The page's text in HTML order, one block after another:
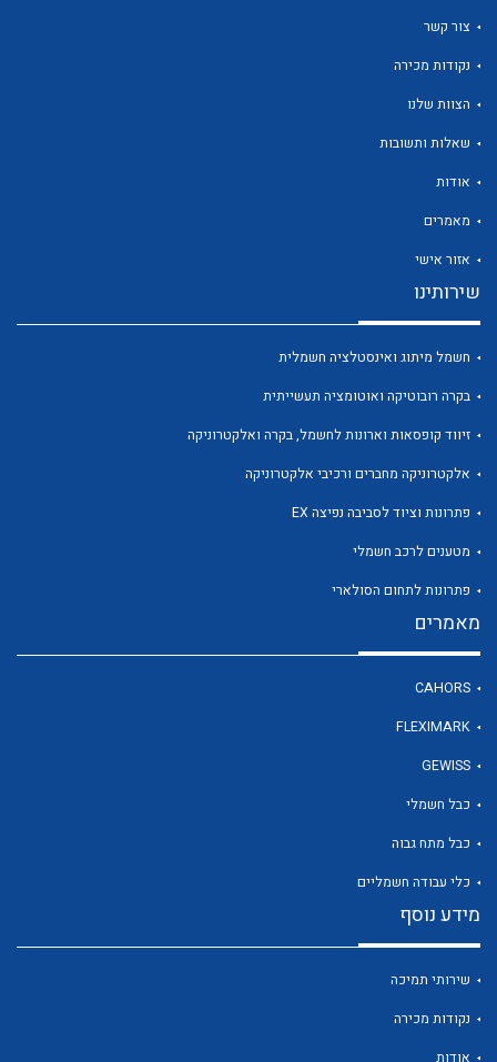
לכל מוצרי היצרן
צור קשר
נקודות מכירה
הצוות שלנו
שאלות ותשובות
אודות
מאמרים
אזור אישי
שירותינו
חשמל מיתוג ואינסטלציה חשמלית
בקרה רובוטיקה ואוטומציה תעשייתית
זיווד קופסאות וארונות לחשמל, בקרה ואלקטרוניקה
אלקטרוניקה מחברים ורכיבי אלקטרוניקה
פתרונות וציוד לסביבה נפיצה EX
מטענים לרכב חשמלי
פתרונות לתחום הסולארי
מאמרים
CAHORS
FLEXIMARK
GEWISS
כבל חשמלי
כבל מתח גבוה
כלי עבודה חשמליים
מידע נוסף
שירותי תמיכה
נקודות מכירה
אודות